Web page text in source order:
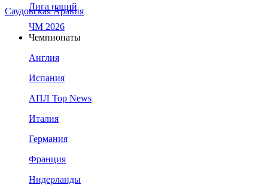
Саудовская Аравия
Лига наций
ЧМ 2026
Чемпионаты
Англия
Испания
АПЛ Top News
Италия
Германия
Франция
Нидерланды